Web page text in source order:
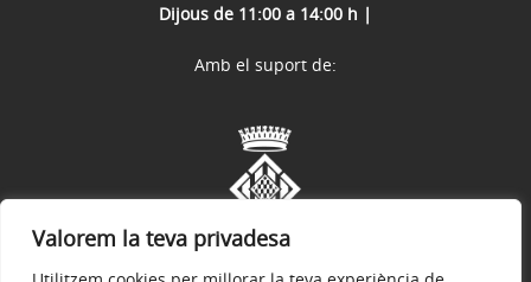
Valorem la teva privadesa
Dijous de 11:00 a 14:00 h |
Amb el suport de: